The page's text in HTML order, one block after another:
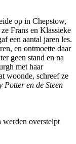
op in Chepstow,
Frans en Klassieke
een aantal jaren les.
en ontmoette daar
geen stand en na
met haar
woonde, schreef ze
Potter en de Steen
werden overstelpt